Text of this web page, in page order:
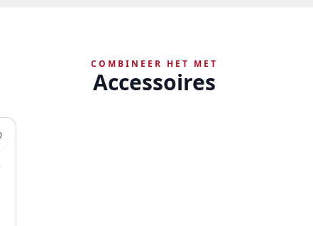
COMBINEER HET MET
Accessoires